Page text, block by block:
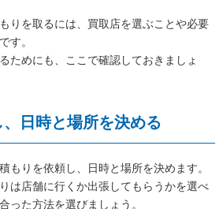
りを取るには、買取店を選ぶことや必要
す。
ためにも、ここで確認しておきましょ
日時と場所を決める
もりを依頼し、日時と場所を決めます。
は店舗に行くか出張してもらうかを選べ
った方法を選びましょう。